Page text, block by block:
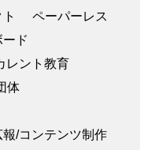
ペーパーレス
ド
レント教育
体
報/コンテンツ制作